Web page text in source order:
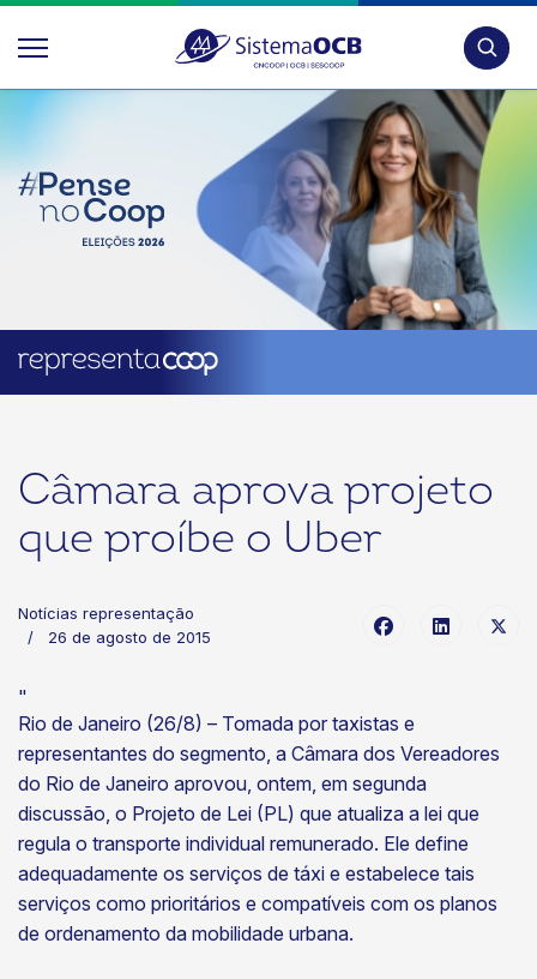
Câmara aprova projeto
que proíbe o Uber
Notícias representação
26 de agosto de 2015
"
Rio de Janeiro (26/8) – Tomada por taxistas e
representantes do segmento, a Câmara dos Vereadores
do Rio de Janeiro aprovou, ontem, em segunda
discussão, o Projeto de Lei (PL) que atualiza a lei que
regula o transporte individual remunerado. Ele define
adequadamente os serviços de táxi e estabelece tais
serviços como prioritários e compatíveis com os planos
de ordenamento da mobilidade urbana.